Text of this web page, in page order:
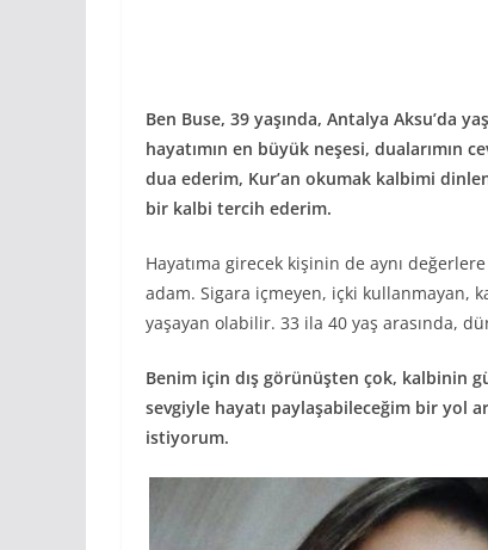
Ben Buse, 39 yaşında, Antalya Aksu’da
hayatımın en büyük neşesi, dualarımın
dua ederim, Kur’an okumak kalbimi
bir kalbi tercih ederim.
Hayatıma girecek kişinin de aynı
adam. Sigara içmeyen, içki kullanmayan,
yaşayan olabilir. 33 ila 40 yaş arasında,
Benim için dış görünüşten çok, kalbinin
sevgiyle hayatı paylaşabileceğim bir yol
istiyorum.